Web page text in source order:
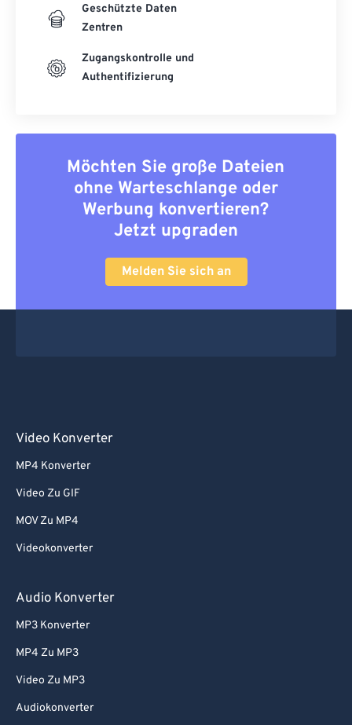
Geschützte Daten
Zentren
Zugangskontrolle und
Authentifizierung
Möchten Sie große Dateien
ohne Warteschlange oder
Werbung konvertieren?
Jetzt upgraden
Melden Sie sich an
Video Konverter
MP4 Konverter
Video Zu GIF
MOV Zu MP4
Videokonverter
Audio Konverter
MP3 Konverter
MP4 Zu MP3
Video Zu MP3
Audiokonverter